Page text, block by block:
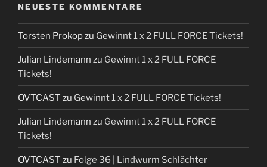
NEUESTE KOMMENTARE
Torsten Prokopzu Gewinnt 1 x 2 FULL FORCE Tickets!
Julian Lindemann zu Gewinnt 1 x 2 FULL FORCE
Tickets!
OVTCAST zu Gewinnt 1 x 2 FULL FORCE Tickets!
Julian Lindemann zu Gewinnt 1 x 2 FULL FORCE
Tickets!
OVTCAST zu Folge 36 | Lindwurm Schlächter